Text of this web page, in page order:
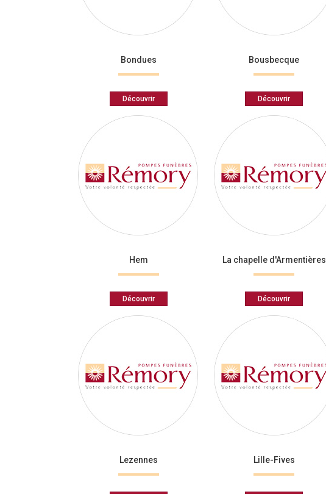
Bondues
Découvrir
Bousbecque
Découvrir
Hem
Découvrir
La chapelle d'Armentières
Découvrir
Lezennes Lille-Fives